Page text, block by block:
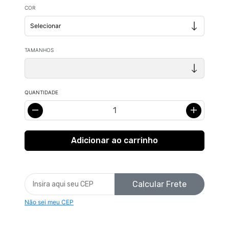
COR
TAMANHOS
QUANTIDADE
Calcular Frete
Não sei meu CEP